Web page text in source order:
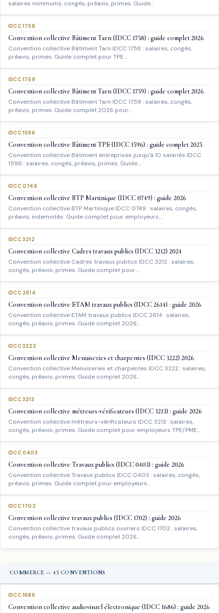
salaires minimums, congés, préavis, primes. Guide…
IDCC 1758
Convention collective Bâtiment Tarn (IDCC 1758) : guide complet 2026
Convention collective Bâtiment Tarn IDCC 1758 : salaires, congés,
préavis, primes. Guide complet pour TPE…
IDCC 1759
Convention collective Bâtiment Tarn (IDCC 1759) : guide complet 2026
Convention collective Bâtiment Tarn IDCC 1759 : salaires, congés,
préavis, primes. Guide complet 2026 pour…
IDCC 1596
Convention collective Bâtiment TPE (IDCC 1596) : guide complet 2025
Convention collective Bâtiment entreprises jusqu'à 10 salariés IDCC
1596 : salaires, congés, préavis, primes. Guide…
IDCC 0749
Convention collective BTP Martinique (IDCC 0749) : guide 2026
Convention collective BTP Martinique IDCC 0749 : salaires, congés,
préavis, indemnités. Guide complet pour employeurs…
IDCC 3212
Convention collective Cadres travaux publics (IDCC 3212) 2024
Convention collective Cadres travaux publics IDCC 3212 : salaires,
congés, préavis, primes. Guide complet pour…
IDCC 2614
Convention collective ETAM travaux publics (IDCC 2614) : guide 2026
Convention collective ETAM travaux publics IDCC 2614 : salaires,
congés, préavis, primes. Guide complet 2026…
IDCC 3222
Convention collective Menuiseries et charpentes (IDCC 3222) 2026
Convention collective Menuiseries et charpentes IDCC 3222 : salaires,
congés, préavis, primes. Guide complet 2026…
IDCC 3213
Convention collective métreurs-vérificateurs (IDCC 3213) : guide 2026
Convention collective métreurs-vérificateurs IDCC 3213 : salaires,
congés, préavis, primes. Guide complet pour employeurs TPE/PME…
IDCC 0403
Convention collective Travaux publics (IDCC 0403) : guide 2026
Convention collective Travaux publics IDCC 0403 : salaires, congés,
préavis, primes. Guide complet pour employeurs…
IDCC 1702
Convention collective travaux publics (IDCC 1702) : guide 2026
Convention collective travaux publics ouvriers IDCC 1702 : salaires,
congés, préavis, primes. Guide complet 2026…
COMMERCE — 45 CONVENTIONS
IDCC 1686
Convention collective audiovisuel électronique (IDCC 1686) : guide 2026